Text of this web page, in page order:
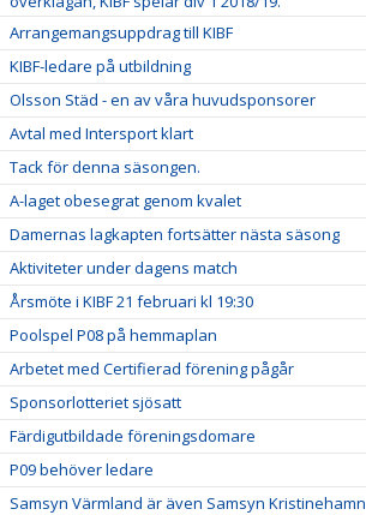
Arrangemangsuppdrag till KIBF
KIBF-ledare på utbildning
Olsson Städ - en av våra huvudsponsorer
Avtal med Intersport klart
Tack för denna säsongen.
A-laget obesegrat genom kvalet
Damernas lagkapten fortsätter nästa säsong
Aktiviteter under dagens match
Årsmöte i KIBF 21 februari kl 19:30
Poolspel P08 på hemmaplan
Arbetet med Certifierad förening pågår
Sponsorlotteriet sjösatt
Färdigutbildade föreningsdomare
P09 behöver ledare
Samsyn Värmland är även Samsyn Kristinehamn